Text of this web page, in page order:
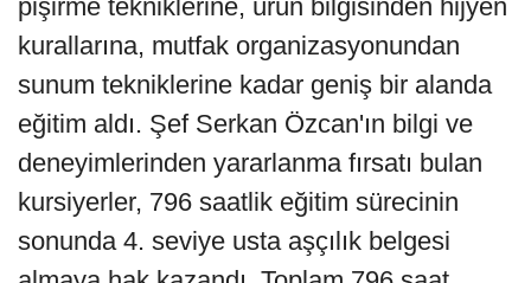
pişirme tekniklerine, ürün bilgisinden hijyen
kurallarına, mutfak organizasyonundan
sunum tekniklerine kadar geniş bir alanda
eğitim aldı. Şef Serkan Özcan'ın bilgi ve
deneyimlerinden yararlanma fırsatı bulan
kursiyerler, 796 saatlik eğitim sürecinin
sonunda 4. seviye usta aşçılık belgesi